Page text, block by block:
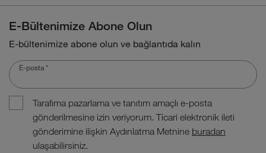
E-Bültenimize Abone Olun
E-bültenimize abone olun ve bağlantıda kalın
E-posta *
Tarafıma pazarlama ve tanıtım amaçlı e-posta
gönderilmesine izin veriyorum. Ticari elektronik ileti
gönderimine ilişkin Aydınlatma Metnine buradan
ulaşabilirsiniz.